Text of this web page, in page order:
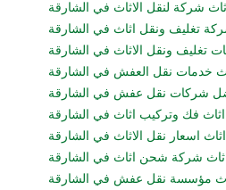
شركة لنقل الاثاث في الشارقة
تغليف ونقل اثاث في الشارقة
تغليف ونقل الاثاث في الشارقة
خدمات نقل العفش في الشارقة
شركات نقل عفش في الشارقة
فك وتركيب اثاث في الشارقة
اسعار نقل الاثاث في الشارقة
شركة شحن اثاث في الشارقة
مؤسسة نقل عفش في الشارقة